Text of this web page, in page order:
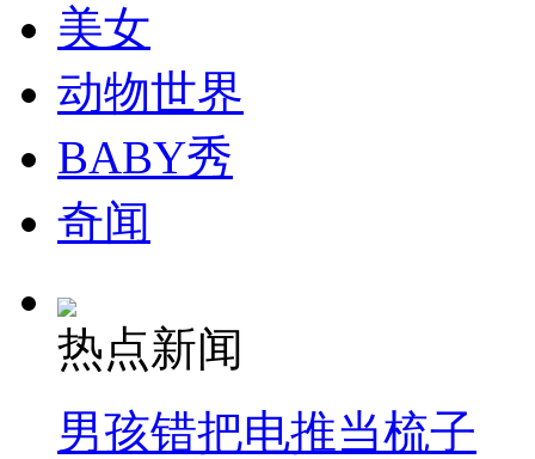
司机酒驾遇交警 急速倒车逃窜
美女
动物世界
BABY秀
奇闻
热点新闻
男孩错把电推当梳子